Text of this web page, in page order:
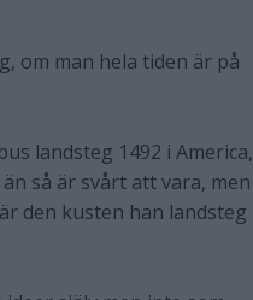
om man hela tiden är på
landsteg 1492 i America,
så är svårt att vara,
den kusten han landsteg